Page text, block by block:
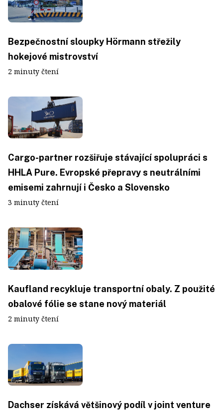
Bezpečnostní sloupky Hörmann střežily
hokejové mistrovství
2 minuty čtení
Cargo-partner rozšiřuje stávající spolupráci s
HHLA Pure. Evropské přepravy s neutrálními
emisemi zahrnují i Česko a Slovensko
3 minuty čtení
Kaufland recykluje transportní obaly. Z použité
obalové fólie se stane nový materiál
2 minuty čtení
Dachser získává většinový podíl v joint venture